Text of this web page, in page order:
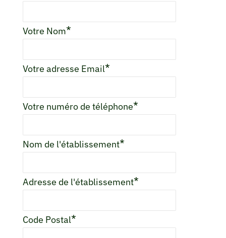
Votre Nom*
Votre adresse Email*
Votre numéro de téléphone*
Nom de l'établissement*
Adresse de l'établissement*
Code Postal*